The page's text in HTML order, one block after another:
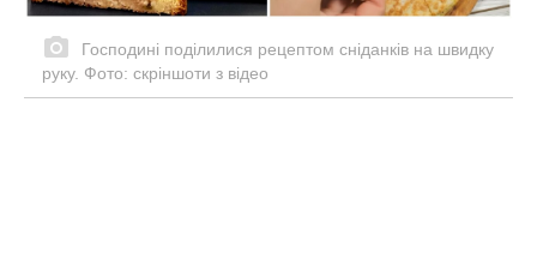
Господині поділилися рецептом сніданків на швидку
руку. Фото: скріншоти з відео